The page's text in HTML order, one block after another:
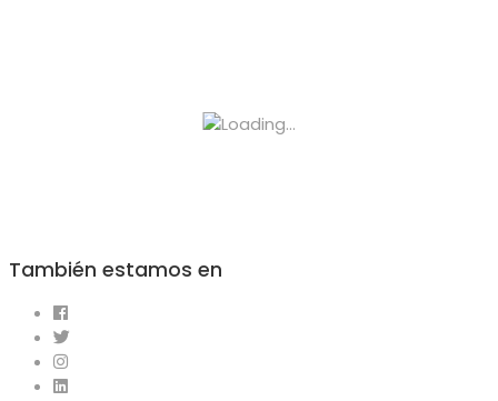
También estamos en